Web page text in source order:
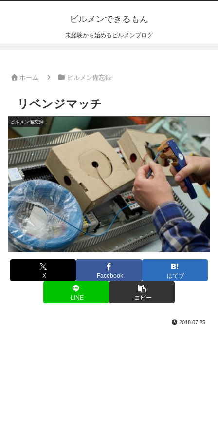
ビルメンできるもん
未経験から始めるビルメンブログ
ホーム ビルメン備忘録
リベンジマッチ
ビルメン備忘録
X Facebook はてブ
LINE コピー
2018.07.25